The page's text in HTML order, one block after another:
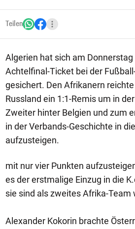
Teilen
Algerien hat sich am
Achtelfinal-Ticket bei der
gesichert. Den Afrikanern
Russland ein 1:1-Remis um in
Zweiter hinter Belgien und zum
in der Verbands-Geschichte in
aufzusteigen.
mit nur vier Punkten
es der erstmalige Einzug in die
sie sind als zweites Afrika-Team
Alexander Kokorin brachte